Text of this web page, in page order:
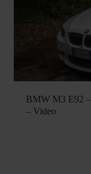
BMW M3 E92 –
– Video